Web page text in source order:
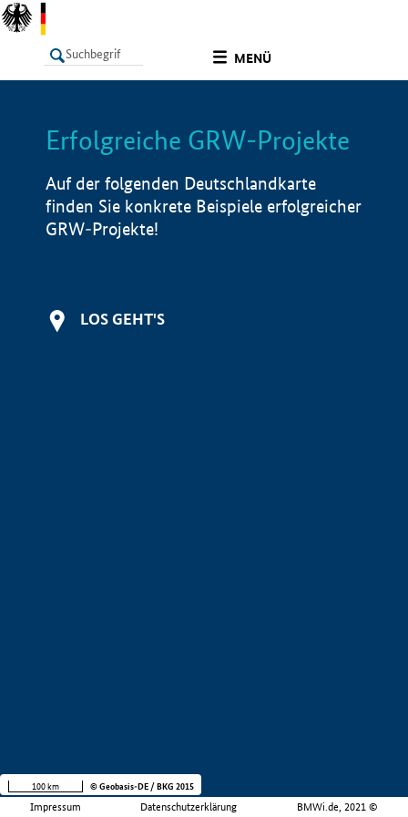
MENÜ
LISTE Info
Erfolgreiche GRW-Projekte
Auf der folgenden Deutschlandkarte
finden Sie konkrete Beispiele erfolgreicher
GRW-Projekte!
LOS GEHT'S
Impressum Datenschutzerklärung BMWi.de, 2021 ©
100 km © Geobasis-DE / BKG 2015